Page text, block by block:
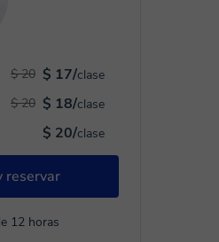
$ 17/clase
$ 20
$ 18/clase
$ 20
$ 20/clase
reservar
12 horas